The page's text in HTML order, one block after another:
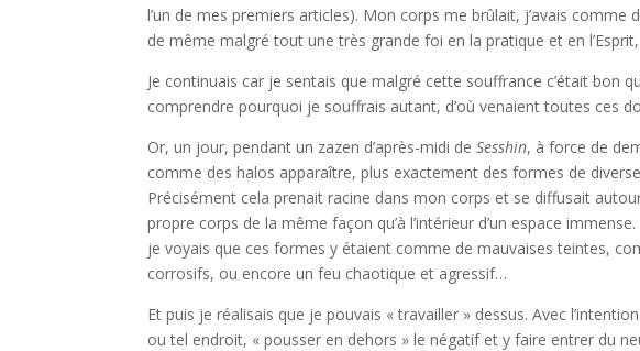
l’un de mes premiers articles). Mon corps me brûlait, j’avais
de même malgré tout une très grande foi en la pratique et en
Je continuais car je sentais que malgré cette souffrance c’était bon
comprendre pourquoi je souffrais autant, d’où venaient toutes ces
Or, un jour, pendant un zazen d’après-midi deSesshin, à force de
comme des halos apparaître, plus exactement des formes de
Précisément cela prenait racine dans mon corps et se diffusait
propre corps de la même façon qu’à l’intérieur d’un espace
je voyais que ces formes y étaient comme de mauvaises teintes,
corrosifs, ou encore un feu chaotique et agressif…
Et puis je réalisais que je pouvais « travailler » dessus. Avec
ou tel endroit, « pousser en dehors » le négatif et y faire entrer du